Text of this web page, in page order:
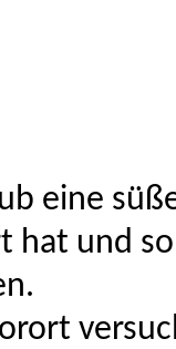
eine
hat und